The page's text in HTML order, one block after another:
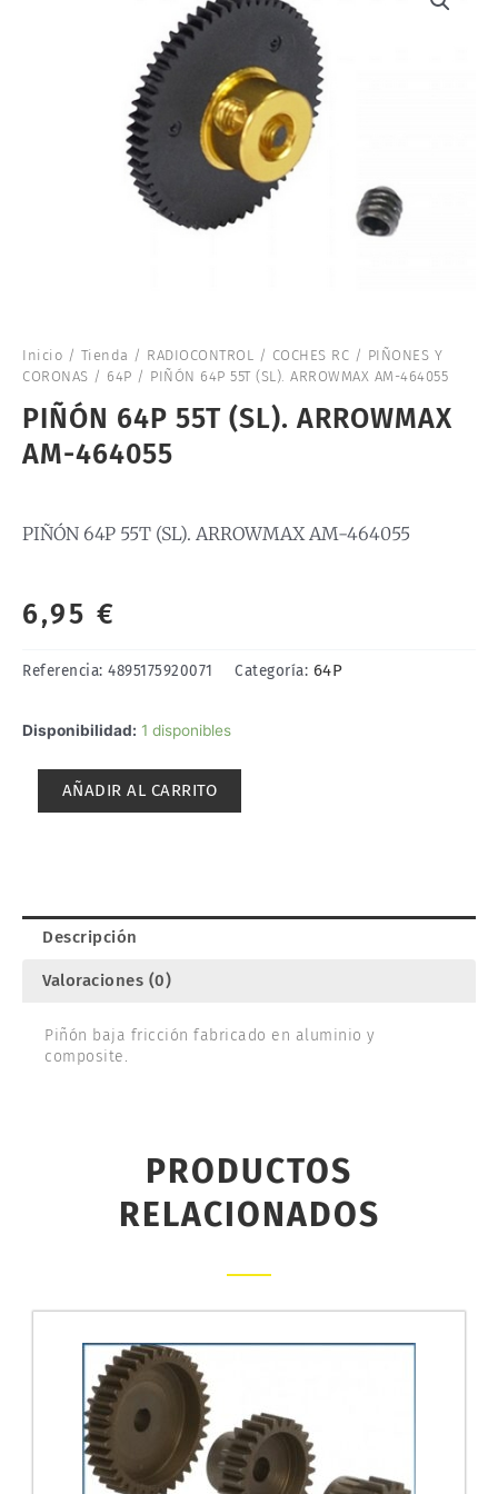
Inicio / Tienda / RADIOCONTROL / COCHES RC / PIÑONES Y
CORONAS / 64P / PIÑÓN 64P 55T (SL). ARROWMAX AM-464055
PIÑÓN 64P 55T (SL). ARROWMAX
AM-464055
PIÑÓN 64P 55T (SL). ARROWMAX AM-464055
6,95 €
Referencia: 4895175920071 Categoría: 64P
Disponibilidad: 1 disponibles
PIÑÓN
AÑADIR AL CARRITO
Descripción
Valoraciones (0)
Piñón baja fricción fabricado en aluminio y
composite.
PRODUCTOS
RELACIONADOS